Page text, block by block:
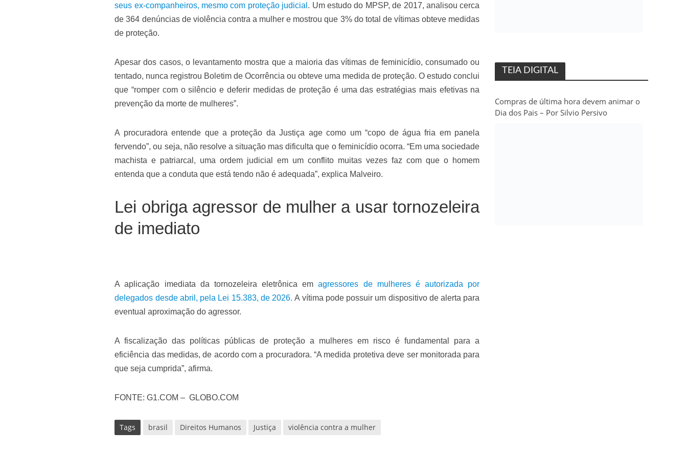
seus ex-companheiros, mesmo com proteção judicial . Um estudo do MPSP, de 2017, analisou cerca
de 364 denúncias de violência contra a mulher e mostrou que 3% do total de vítimas obteve medidas
de proteção.
Apesar dos casos, o levantamento mostra que a maioria das vítimas de feminicídio, consumado ou
tentado, nunca registrou Boletim de Ocorrência ou obteve uma medida de proteção. O estudo conclui
que “romper com o silêncio e deferir medidas de proteção é uma das estratégias mais efetivas na
prevenção da morte de mulheres”.
A procuradora entende que a proteção da Justiça age como um “copo de água fria em panela
fervendo”, ou seja, não resolve a situação mas dificulta que o feminicídio ocorra. “Em uma sociedade
machista e patriarcal, uma ordem judicial em um conflito muitas vezes faz com que o homem
entenda que a conduta que está tendo não é adequada”, explica Malveiro.
Lei obriga agressor de mulher a usar tornozeleira
de imediato
A aplicação imediata da tornozeleira eletrônica emagressores de mulheres é autorizada por
delegados desde abril, pela Lei 15.383, de 2026. A vítima pode possuir um dispositivo de alerta para
eventual aproximação do agressor.
A fiscalização das políticas públicas de proteção a mulheres em risco é fundamental para a
eficiência das medidas, de acordo com a procuradora. “A medida protetiva deve ser monitorada para
que seja cumprida”, afirma.
FONTE: G1.COM – GLOBO.COM
Tags brasil Direitos Humanos Justiça violência contra a mulher
TEIA DIGITAL
Compras de última hora devem animar o
Dia dos Pais – Por Silvio Persivo